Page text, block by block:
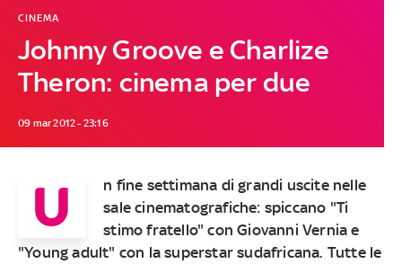
Johnny Groove e Charlize
Theron: cinema per due
CINEMA
09 mar 2012 - 23:16
U
n fine settimana di grandi uscite nelle
sale cinematografiche: spiccano "Ti
stimo fratello" con Giovanni Vernia e
"Young adult" con la superstar sudafricana. Tutte le